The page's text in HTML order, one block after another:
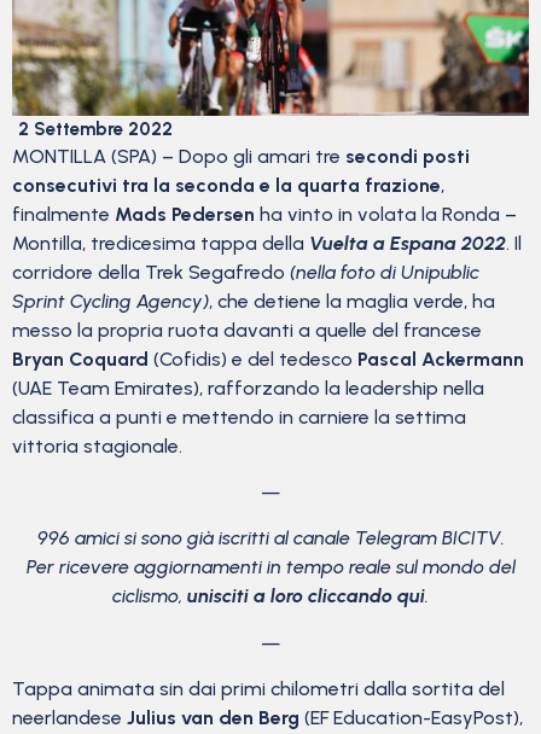
2 Settembre 2022
MONTILLA (SPA) – Dopo gli amari tre secondi posti
consecutivi tra la seconda e la quarta frazione,
finalmente Mads Pedersen ha vinto in volata la Ronda –
Montilla, tredicesima tappa della Vuelta a Espana 2022. Il
corridore della Trek Segafredo (nella foto di Unipublic
Sprint Cycling Agency), che detiene la maglia verde, ha
messo la propria ruota davanti a quelle del francese
Bryan Coquard (Cofidis) e del tedesco Pascal Ackermann
(UAE Team Emirates), rafforzando la leadership nella
classifica a punti e mettendo in carniere la settima
vittoria stagionale.
—
996 amici si sono già iscritti al canale Telegram BICITV.
Per ricevere aggiornamenti in tempo reale sul mondo del
ciclismo, unisciti a loro cliccando qui.
—
Tappa animata sin dai primi chilometri dalla sortita del
neerlandese Julius van den Berg (EF Education-EasyPost),